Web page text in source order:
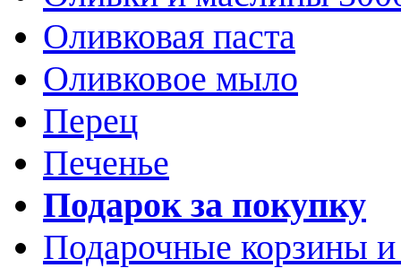
Оливковая паста
Оливковое мыло
Перец
Печенье
Подарок за покупку
Подарочные корзины